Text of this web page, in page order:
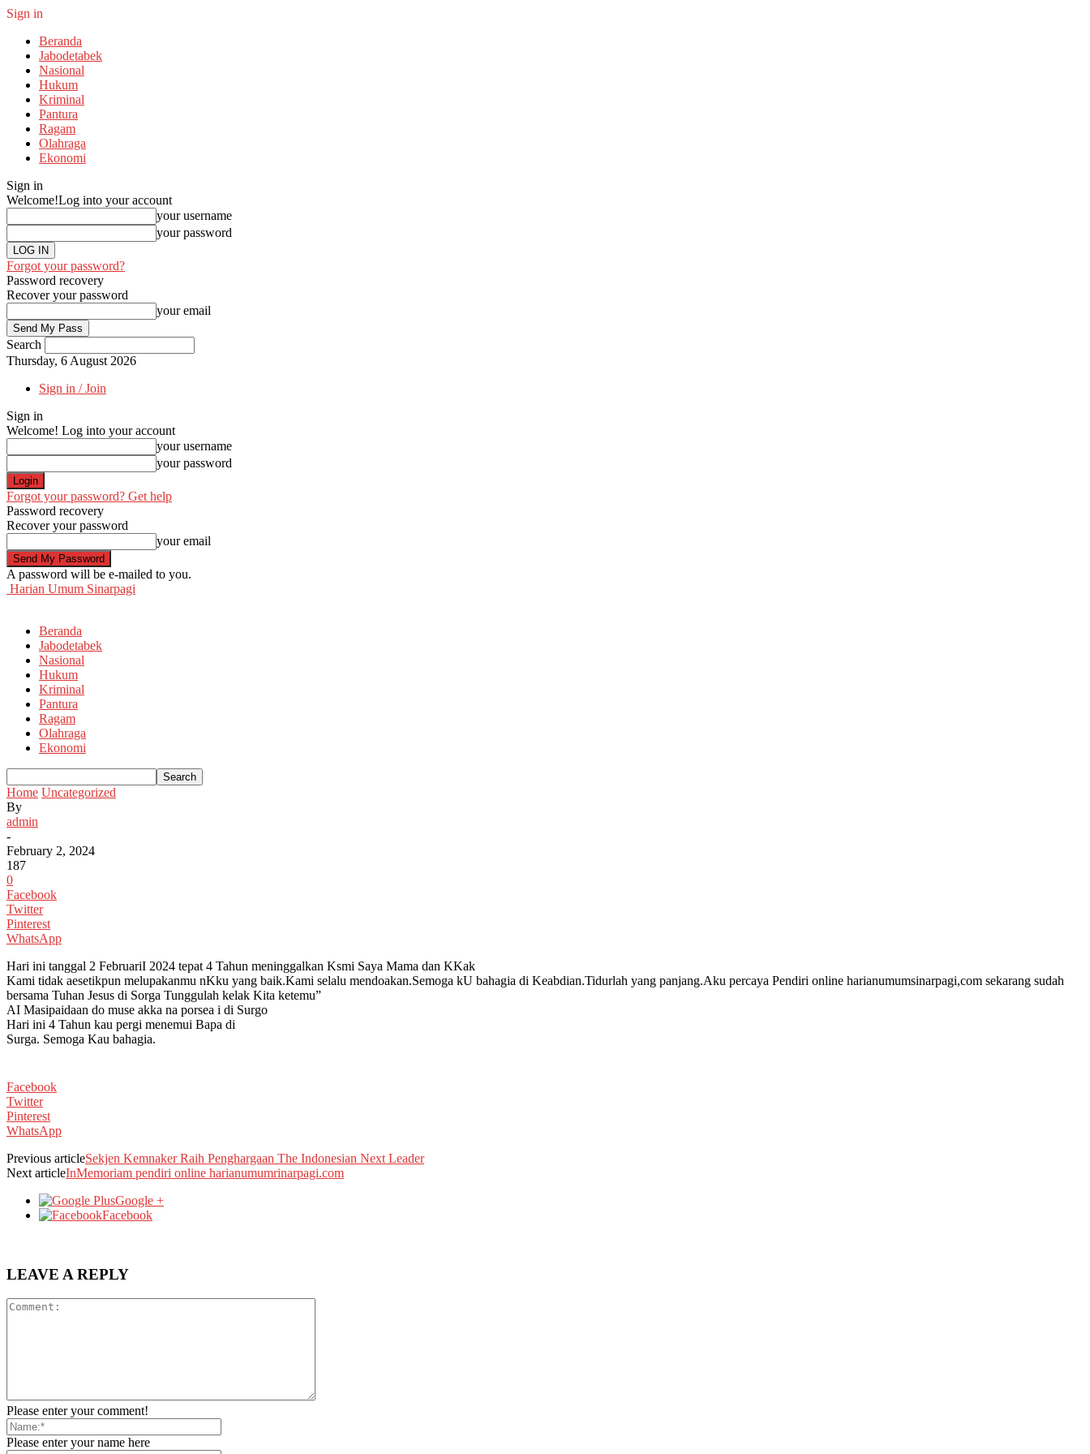
Sign in
Beranda
Jabodetabek
Nasional
Hukum
Kriminal
Pantura
Ragam
Olahraga
Ekonomi
Sign in
Welcome!Log into your account
your username
your password
Forgot your password?
Password recovery
Recover your password
your email
Search
Thursday, 6 August 2026
Sign in / Join
Sign in
Welcome! Log into your account
your username
your password
Forgot your password? Get help
Password recovery
Recover your password
your email
A password will be e-mailed to you.
Harian Umum Sinarpagi
Beranda
Jabodetabek
Nasional
Hukum
Kriminal
Pantura
Ragam
Olahraga
Ekonomi
Home Uncategorized
By
admin
-
February 2, 2024
187
0
Facebook
Twitter
Pinterest
WhatsApp
Hari ini tanggal 2 FebruariI 2024 tepat 4 Tahun meninggalkan Ksmi Saya Mama dan KKak
Kami tidak aesetikpun melupakanmu nKku yang baik.Kami selalu mendoakan.Semoga kU bahagia di Keabdian.Tidurlah yang panjang.Aku percaya Pendiri online harianumumsinarpagi,com sekarang sudah
bersama Tuhan Jesus di Sorga Tunggulah kelak Kita ketemu”
AI Masipaidaan do muse akka na porsea i di Surgo
Hari ini 4 Tahun kau pergi menemui Bapa di
Surga. Semoga Kau bahagia.
Facebook
Twitter
Pinterest
WhatsApp
Previous articleSekjen Kemnaker Raih Penghargaan The Indonesian Next Leader
Next articleInMemoriam pendiri online harianumumrinarpagi.com
Google +
Facebook
LEAVE A REPLY
Please enter your comment!
Please enter your name here